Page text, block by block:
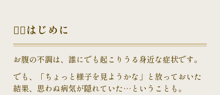
👉🏻はじめに
お腹の不調は、誰にでも起こりうる身近な症状です。
でも、「ちょっと様子を見ようかな」と放っておいた
結果、思わぬ病気が隠れていた…ということも。